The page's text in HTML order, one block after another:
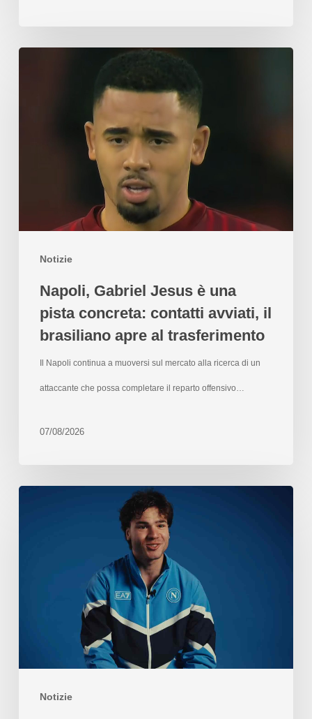
Notizie
Napoli, Gabriel Jesus è una
pista concreta: contatti avviati, il
brasiliano apre al trasferimento
Il Napoli continua a muoversi sul mercato alla ricerca di un
attaccante che possa completare il reparto offensivo…
07/08/2026
Notizie